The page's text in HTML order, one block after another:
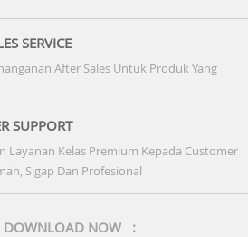
SERVICE
After Sales Untuk Produk Yang
SUPPORT
Layanan Kelas Premium Kepada Customer
Sigap Dan Profesional
DOWNLOAD NOW :